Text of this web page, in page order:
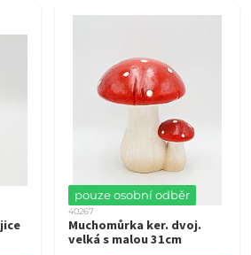
pouze osobní odběr
40267
Muchomůrka ker. dvoj.
velká s malou 31cm